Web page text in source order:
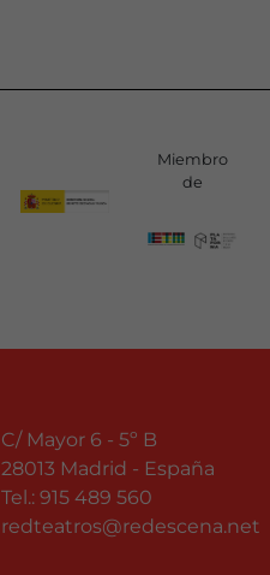
Miembro
de
C/ Mayor 6 - 5º B
28013 Madrid - España
Tel.: 915 489 560
redteatros@redescena.net